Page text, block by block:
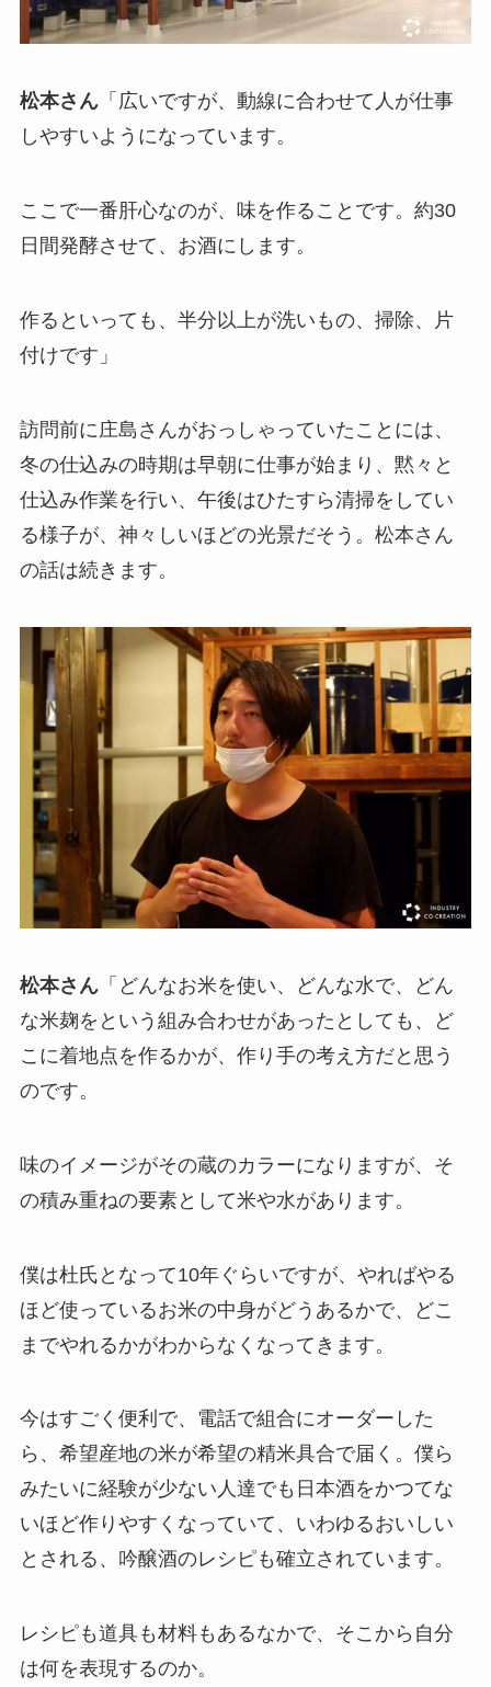
松本さん「広いですが、動線に合わせて人が仕事
しやすいようになっています。
ここで一番肝心なのが、味を作ることです。約30
日間発酵させて、お酒にします。
作るといっても、半分以上が洗いもの、掃除、片
付けです」
訪問前に庄島さんがおっしゃっていたことには、
冬の仕込みの時期は早朝に仕事が始まり、黙々と
仕込み作業を行い、午後はひたすら清掃をしてい
る様子が、神々しいほどの光景だそう。松本さん
の話は続きます。
松本さん「どんなお米を使い、どんな水で、どん
な米麹をという組み合わせがあったとしても、ど
こに着地点を作るかが、作り手の考え方だと思う
のです。
味のイメージがその蔵のカラーになりますが、そ
の積み重ねの要素として米や水があります。
僕は杜氏となって10年ぐらいですが、やればやる
ほど使っているお米の中身がどうあるかで、どこ
までやれるかがわからなくなってきます。
今はすごく便利で、電話で組合にオーダーした
ら、希望産地の米が希望の精米具合で届く。僕ら
みたいに経験が少ない人達でも日本酒をかつてな
いほど作りやすくなっていて、いわゆるおいしい
とされる、吟醸酒のレシピも確立されています。
レシピも道具も材料もあるなかで、そこから自分
は何を表現するのか。